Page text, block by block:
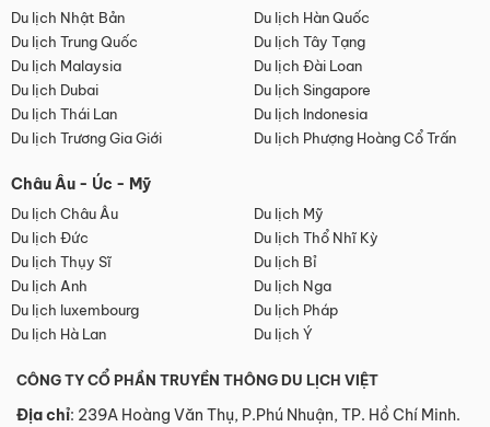
Du lịch Nhật Bản
Du lịch Hàn Quốc
Du lịch Trung Quốc
Du lịch Tây Tạng
Du lịch Malaysia
Du lịch Đài Loan
Du lịch Dubai
Du lịch Singapore
Du lịch Thái Lan
Du lịch Indonesia
Du lịch Trương Gia Giới
Du lịch Phượng Hoàng Cổ Trấn
Châu Âu - Úc - Mỹ
Du lịch Châu Âu
Du lịch Mỹ
Du lịch Đức
Du lịch Thổ Nhĩ Kỳ
Du lịch Thụy Sĩ
Du lịch Bỉ
Du lịch Anh
Du lịch Nga
Du lịch luxembourg
Du lịch Pháp
Du lịch Hà Lan
Du lịch Ý
CÔNG TY CỔ PHẦN TRUYỀN THÔNG DU LỊCH VIỆT
Địa chỉ: 239A Hoàng Văn Thụ, P.Phú Nhuận, TP. Hồ Chí Minh.